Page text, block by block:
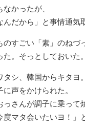
かったが、
だから」と事情通気
すごい「素」のねづ
。そっとしておいた。
シ、韓国からキタヨ
声をかけられた。
さんが調子に乗って
マタ会いたいヨ！」